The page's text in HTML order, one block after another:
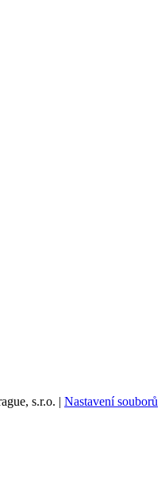
s.r.o. | Nastavení souborů